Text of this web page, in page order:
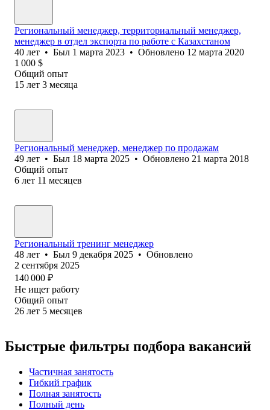
Региональный менеджер, территориальный менеджер,
менеджер в отдел экспорта по работе с Казахстаном
40 лет • Был 1 марта 2023 • Обновлено 12 марта 2020
1 000 $
Общий опыт
15 лет 3 месяца
Региональный менеджер, менеджер по продажам
49 лет • Был 18 марта 2025 • Обновлено 21 марта 2018
Общий опыт
6 лет 11 месяцев
Региональный тренинг менеджер
48 лет • Был 9 декабря 2025 • Обновлено
2 сентября 2025
140 000 ₽
Не ищет работу
Общий опыт
26 лет 5 месяцев
Быстрые фильтры подбора вакансий
Частичная занятость
Гибкий график
Полная занятость
Полный день